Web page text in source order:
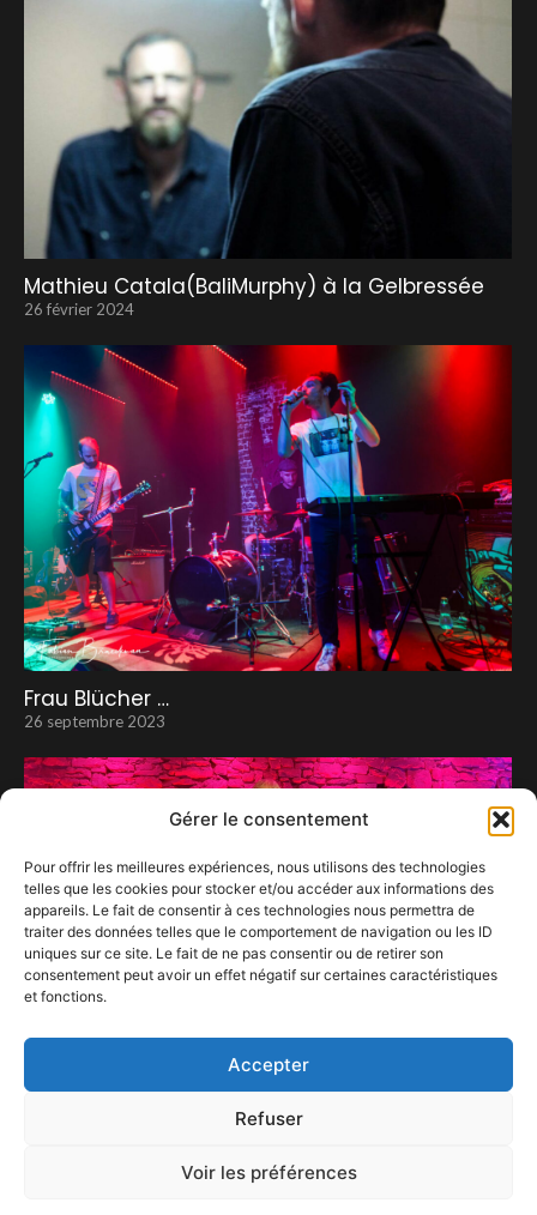
Gérer le consentement
Pour offrir les meilleures expériences, nous utilisons des technologies
telles que les cookies pour stocker et/ou accéder aux informations des
appareils. Le fait de consentir à ces technologies nous permettra de
traiter des données telles que le comportement de navigation ou les ID
uniques sur ce site. Le fait de ne pas consentir ou de retirer son
consentement peut avoir un effet négatif sur certaines caractéristiques
et fonctions.
Accepter
Refuser
Voir les préférences
Mathieu Catala(BaliMurphy) à la Gelbressée
26 février 2024
Frau Blücher …
26 septembre 2023
5 novembre 2025